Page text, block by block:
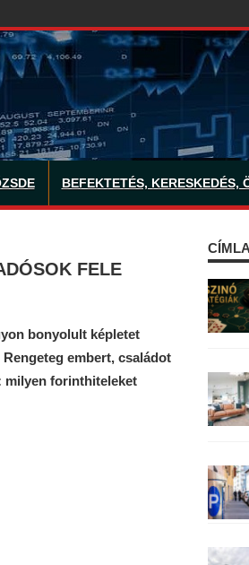
BEFEKTETÉS, KERESKEDÉS,
FELE
bonyolult képletet
embert, családot
milyen forinthiteleket